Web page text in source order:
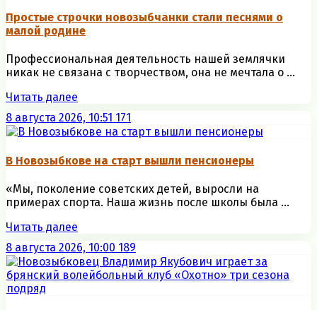
Простые строчки новозыбчанки стали песнями о
малой родине
Профессиональная деятельность нашей землячки
никак не связана с творчеством, она не мечтала о ...
Читать далее
8 августа 2026, 10:51 171
В Новозыбкове на старт вышли пенсионеры
«Мы, поколение советских детей, выросли на
примерах спорта. Наша жизнь после школы была ...
Читать далее
8 августа 2026, 10:00 189